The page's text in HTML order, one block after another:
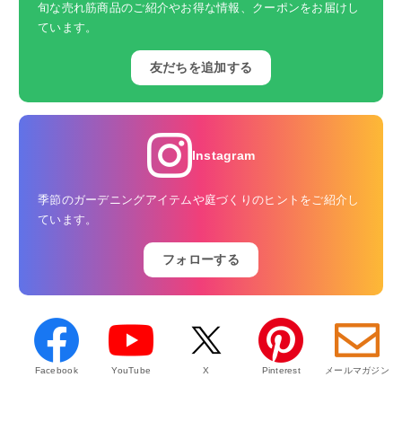
旬な売れ筋商品のご紹介やお得な情報、クーポンをお届けし
ています。
友だちを追加する
Instagram
季節のガーデニングアイテムや庭づくりのヒントをご紹介し
ています。
フォローする
Facebook YouTube X Pinterest メールマガジン